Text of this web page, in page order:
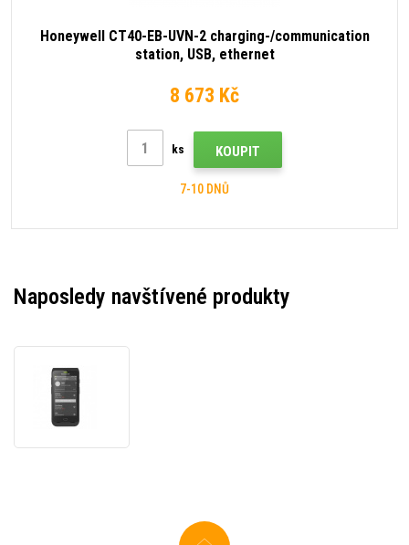
Honeywell CT40-EB-UVN-2 charging-/communication
station, USB, ethernet
8 673 Kč
ks KOUPIT
7-10 DNŮ
Naposledy navštívené produkty
28R11AE,